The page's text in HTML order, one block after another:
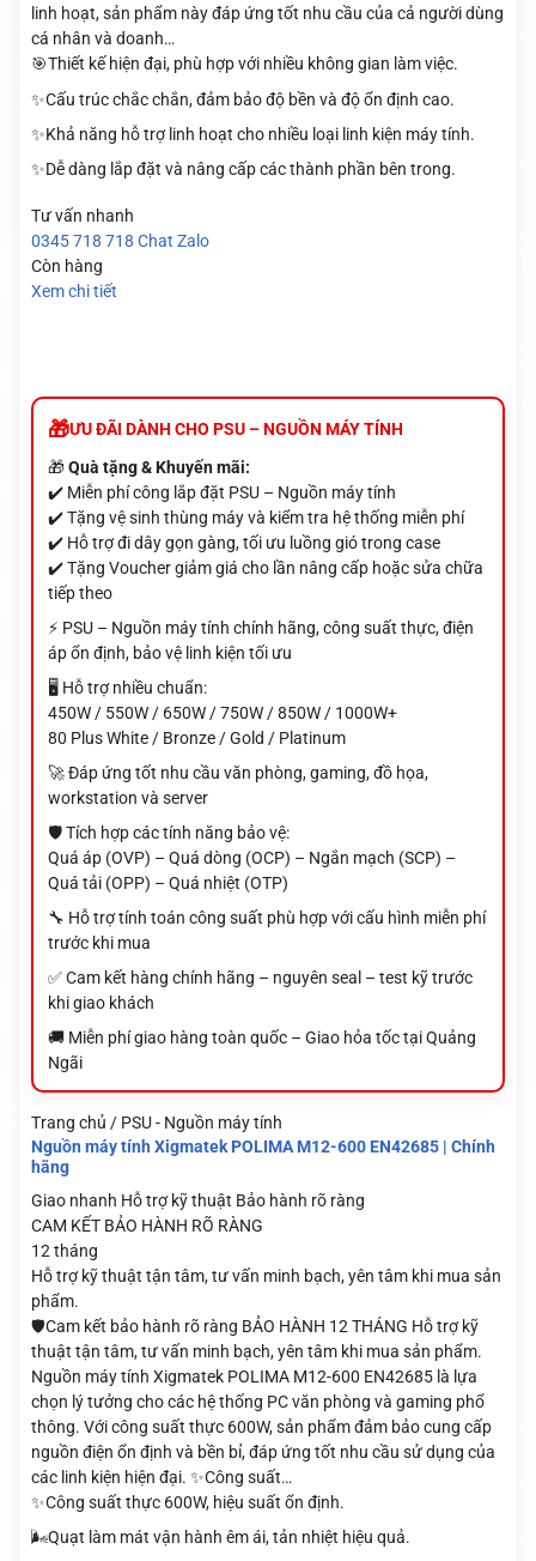
linh hoạt, sản phẩm này đáp ứng tốt nhu cầu của cả người dùng
cá nhân và doanh…
🎯Thiết kế hiện đại, phù hợp với nhiều không gian làm việc.
✨Cấu trúc chắc chắn, đảm bảo độ bền và độ ổn định cao.
✨Khả năng hỗ trợ linh hoạt cho nhiều loại linh kiện máy tính.
✨Dễ dàng lắp đặt và nâng cấp các thành phần bên trong.
Tư vấn nhanh
0345 718 718 Chat Zalo
Còn hàng
Xem chi tiết
ƯU ĐÃI DÀNH CHO PSU – NGUỒN MÁY TÍNH
🎁Quà tặng & Khuyến mãi:
✔️ Miễn phí công lắp đặt PSU – Nguồn máy tính
✔️ Tặng vệ sinh thùng máy và kiểm tra hệ thống miễn phí
✔️ Hỗ trợ đi dây gọn gàng, tối ưu luồng gió trong case
✔️ Tặng Voucher giảm giá cho lần nâng cấp hoặc sửa chữa
tiếp theo
⚡ PSU – Nguồn máy tính chính hãng, công suất thực, điện
áp ổn định, bảo vệ linh kiện tối ưu
🖥️ Hỗ trợ nhiều chuẩn:
450W / 550W / 650W / 750W / 850W / 1000W+
80 Plus White / Bronze / Gold / Platinum
🚀 Đáp ứng tốt nhu cầu văn phòng, gaming, đồ họa,
workstation và server
🛡️ Tích hợp các tính năng bảo vệ:
Quá áp (OVP) – Quá dòng (OCP) – Ngắn mạch (SCP) –
Quá tải (OPP) – Quá nhiệt (OTP)
🔧 Hỗ trợ tính toán công suất phù hợp với cấu hình miễn phí
trước khi mua
✅ Cam kết hàng chính hãng – nguyên seal – test kỹ trước
khi giao khách
🚚 Miễn phí giao hàng toàn quốc – Giao hỏa tốc tại Quảng
Ngãi
Trang chủ / PSU - Nguồn máy tính
Nguồn máy tính Xigmatek POLIMA M12-600 EN42685 | Chính
hãng
Giao nhanh Hỗ trợ kỹ thuật Bảo hành rõ ràng
CAM KẾT BẢO HÀNH RÕ RÀNG
12 tháng
Hỗ trợ kỹ thuật tận tâm, tư vấn minh bạch, yên tâm khi mua sản
phẩm.
🛡️Cam kết bảo hành rõ ràng BẢO HÀNH 12 THÁNG Hỗ trợ kỹ
thuật tận tâm, tư vấn minh bạch, yên tâm khi mua sản phẩm.
Nguồn máy tính Xigmatek POLIMA M12-600 EN42685 là lựa
chọn lý tưởng cho các hệ thống PC văn phòng và gaming phổ
thông. Với công suất thực 600W, sản phẩm đảm bảo cung cấp
nguồn điện ổn định và bền bỉ, đáp ứng tốt nhu cầu sử dụng của
các linh kiện hiện đại. ✨Công suất…
✨Công suất thực 600W, hiệu suất ổn định.
🌬️Quạt làm mát vận hành êm ái, tản nhiệt hiệu quả.